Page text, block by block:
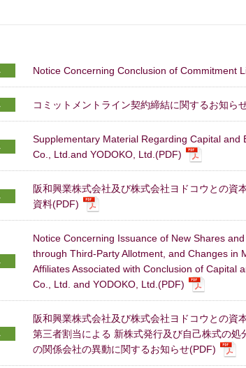
Notice Concerning Conclusion of Commitment
コミットメントライン契約締結に関するお知ら
Supplementary Material Regarding Capital and
Co., Ltd.and YODOKO, Ltd.(PDF)
阪和興業株式会社及び株式会社ヨドコウとの資
資料(PDF)
Notice Concerning Issuance of New Shares
through Third-Party Allotment, and Changes in
Affiliates Associated with Conclusion of Capital
Co., Ltd. and YODOKO, Ltd.(PDF)
阪和興業株式会社及び株式会社ヨドコウとの資
第三者割当による 新株式発行及び自己株式の処
の関係会社の異動に関するお知らせ(PDF)